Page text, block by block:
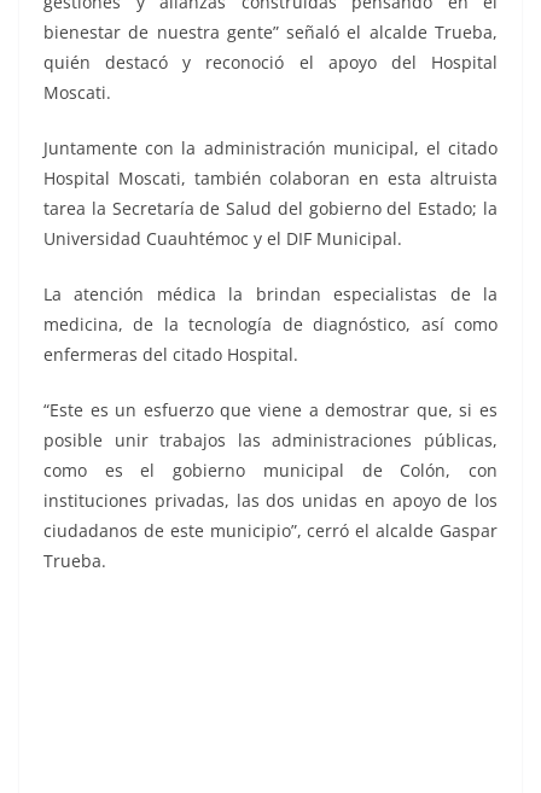
bienestar de nuestra gente” señaló el alcalde Trueba,
quién destacó y reconoció el apoyo del Hospital
Moscati.
Juntamente con la administración municipal, el citado
Hospital Moscati, también colaboran en esta altruista
tarea la Secretaría de Salud del gobierno del Estado; la
Universidad Cuauhtémoc y el DIF Municipal.
La atención médica la brindan especialistas de la
medicina, de la tecnología de diagnóstico, así como
enfermeras del citado Hospital.
“Este es un esfuerzo que viene a demostrar que, si es
posible unir trabajos las administraciones públicas,
como es el gobierno municipal de Colón, con
instituciones privadas, las dos unidas en apoyo de los
ciudadanos de este municipio”, cerró el alcalde Gaspar
Trueba.